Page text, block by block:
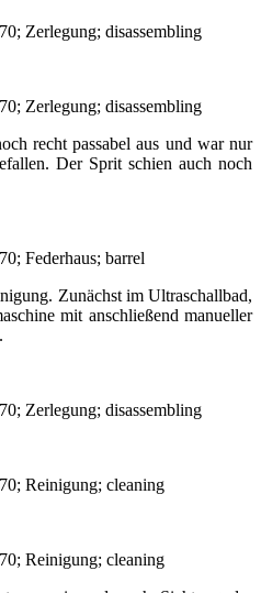
Zerlegung; disassembling
Zerlegung; disassembling
recht passabel aus und war nur
Der Sprit schien auch noch
Federhaus; barrel
Zunächst im Ultraschallbad,
mit anschließend manueller
Zerlegung; disassembling
Reinigung; cleaning
Reinigung; cleaning